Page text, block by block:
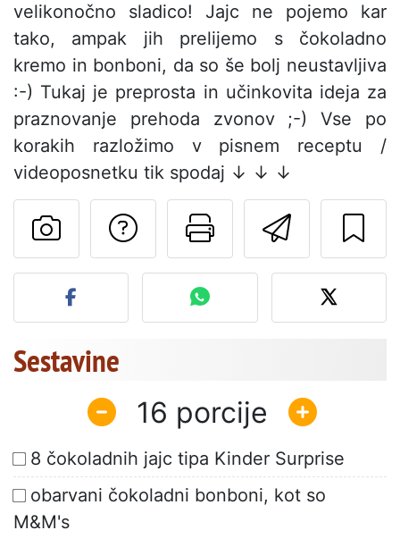
velikonočno sladico! Jajc ne pojemo kar
tako, ampak jih prelijemo s čokoladno
kremo in bonboni, da so še bolj neustavljiva
:-) Tukaj je preprosta in učinkovita ideja za
praznovanje prehoda zvonov ;-) Vse po
korakih razložimo v pisnem receptu /
videoposnetku tik spodaj ↓ ↓ ↓
Pošlji
Natisni to
Postavite
Objavite svojo fotografijo
Sestavine
16
8 čokoladnih jajc tipa Kinder Surprise
obarvani čokoladni bonboni, kot so
M&M's